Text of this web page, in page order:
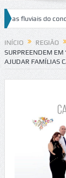
fluviais do concelho
no IC2 em
INÍCIO REGIÃO
SURPREENDEM EM
AJUDAR FAMÍLIAS